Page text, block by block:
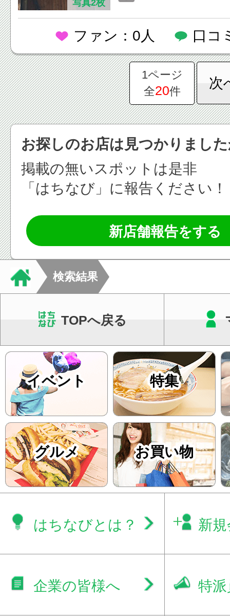
写真2枚
ファン：0人 口コ
1ページ
全20件
次
お探しのお店は見つかりまし
掲載の無いスポットは是非
「はちなび」に報告ください！
新店舗報告をする
検索結果
TOPへ戻る
イベント 特集
グルメ お買い物
はちなびとは？ 新
企業の皆様へ 特